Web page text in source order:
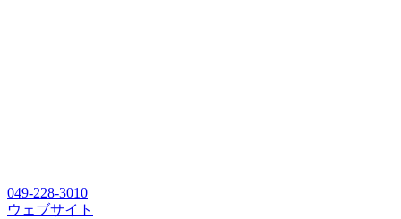
049-228-3010
ウェブサイト